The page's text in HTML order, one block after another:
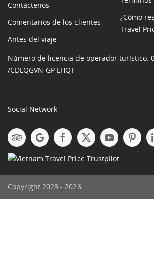
Contáctenos
Comentarios de los clientes
Antes del viaje
¿Cómo
Travel
Número de licencia de operador turístico.
/CDLQGVN-GP LHQT
Social Network
Copyright 2023 - 2026